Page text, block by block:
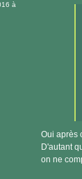
à
Oui après
D'autant
on ne